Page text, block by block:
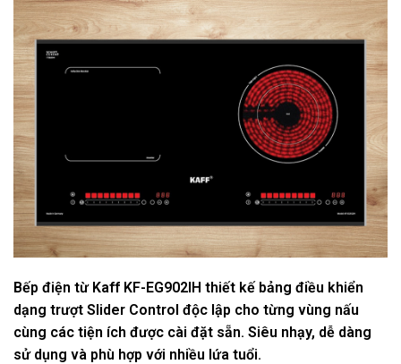
Bếp điện từ Kaff KF-EG902IH thiết kế bảng điều khiển
dạng trượt Slider Control độc lập cho từng vùng nấu
cùng các tiện ích được cài đặt sẵn. Siêu nhạy, dễ dàng
sử dụng và phù hợp với nhiều lứa tuổi.